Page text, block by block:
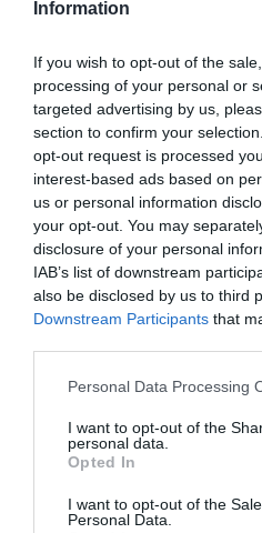
Information
If you wish to opt-out of the
processing of your personal or
targeted advertising by us,
section to confirm your
opt-out request is processed
interest-based ads based on
us or personal information
your opt-out. You may
disclosure of your personal
IAB’s list of downstream
also be disclosed by us to third
Downstream Participants that
Personal Data Processing
I want to opt-out of the
personal data.
Opted In
I want to opt-out of the
Personal Data.
Avenira commenté :
Bénissez donc le
maintient à flot vos
subventions publiques et
LAISSER UN
Appel aux
Soutenez Air